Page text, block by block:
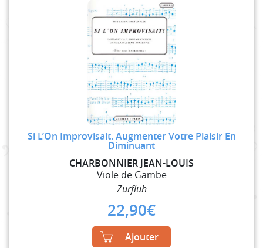
Si L’On Improvisait. Augmenter Votre Plaisir En
Diminuant
CHARBONNIER JEAN-LOUIS
Viole de Gambe
Zurfluh
22,90€
Ajouter